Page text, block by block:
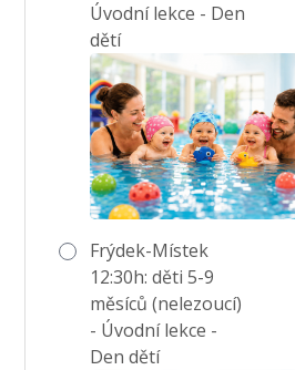
Úvodní lekce - Den
dětí
Frýdek-Místek
12:30h: děti 5-9
měsíců (nelezoucí)
- Úvodní lekce -
Den dětí